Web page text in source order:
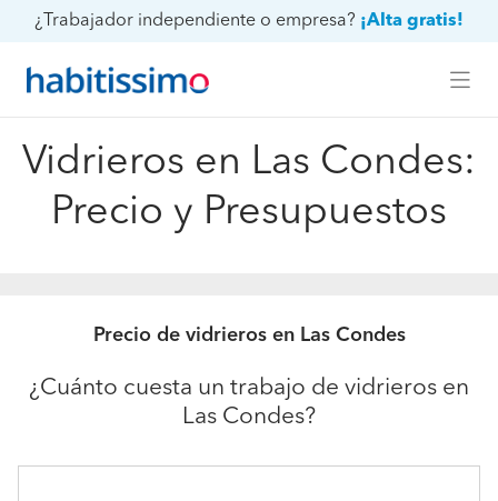
¿Trabajador independiente o empresa? ¡Alta gratis!
Vidrieros en Las Condes:
Precio y Presupuestos
Precio de vidrieros en Las Condes
¿Cuánto cuesta un trabajo de vidrieros en
Las Condes?